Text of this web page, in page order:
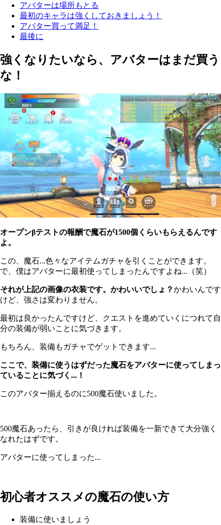
アバターは場所もとる
最初のキャラは強くしておきましょう！
アバター買って満足！
最後に
強くなりたいなら、アバターはまだ買う
な！
オープンβテストの報酬で魔石が1500個くらいもらえるんです
よ。
この、魔石...色々なアイテムガチャを引くことができます。
で、僕はアバターに最初使ってしまったんですよね...（笑）
それが上記の画像の衣装です。かわいいでしょ？かわいんです
けど、強さは変わりません。
最初は良かったんですけど、クエストを進めていくにつれて自
分の装備が弱いことに気づきます。
もちろん、装備もガチャでゲットできます...
ここで、装備に使うはずだった魔石をアバターに使ってしまっ
ていることに気づく...！
このアバター揃えるのに500魔石使いました。
500魔石あったら、引きが良ければ装備を一新できて大分強く
なれたはずです。
アバターに使ってしまった...
初心者オススメの魔石の使い方
装備に使いましょう